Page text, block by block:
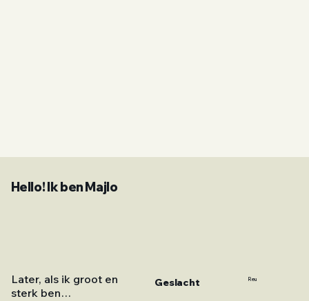
Hello! Ik ben Majlo
Later, als ik groot en
sterk ben…
Geslacht Reu